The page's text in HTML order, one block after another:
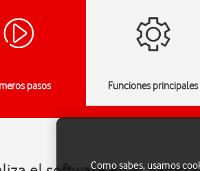
pasos Funciones principales
Como sabes, usamos